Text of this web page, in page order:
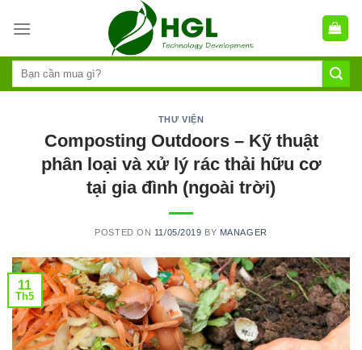
THƯ VIỆN
Composting Outdoors – Kỹ thuật
phân loại và xử lý rác thải hữu cơ
tại gia đình (ngoài trời)
POSTED ON 11/05/2019 BY MANAGER
11
Th5